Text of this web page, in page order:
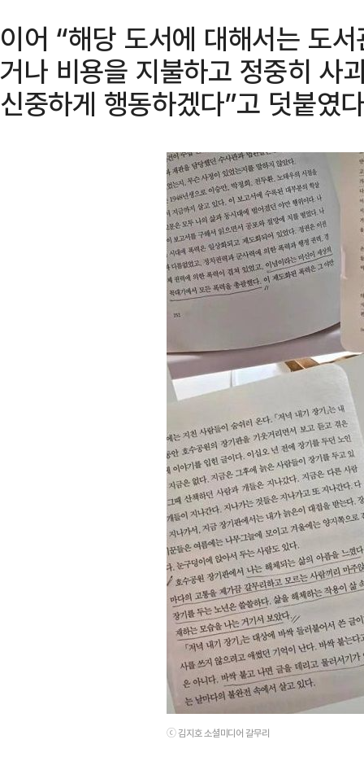
이어 “해당 도서에 대해서는 도
거나 비용을 지불하고 정중히 사
신중하게 행동하겠다”고 덧붙였
ⓒ 김지호 소셜미디어 갈무리